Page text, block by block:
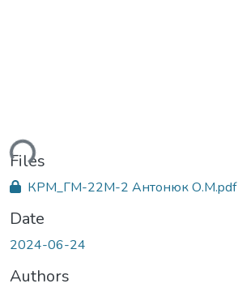
Files
КРМ_ГМ-22М-2 Антонюк О.М.pdf
Date
2024-06-24
Authors